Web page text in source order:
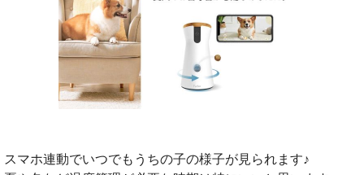
スマホ連動でいつでもうちの子の様子が見られます♪